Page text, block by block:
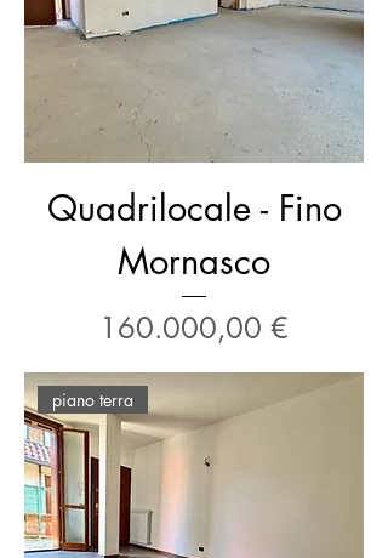
Quadrilocale - Fino
Mornasco
Prezzo
160.000,00 €
piano terra